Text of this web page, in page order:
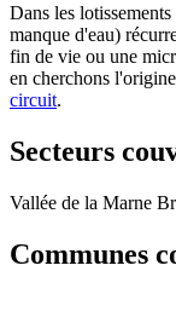
Dans les
manque d'eau)
fin de vie ou une
en cherchons
circuit.
Secteurs
Vallée de la Marne
Communes